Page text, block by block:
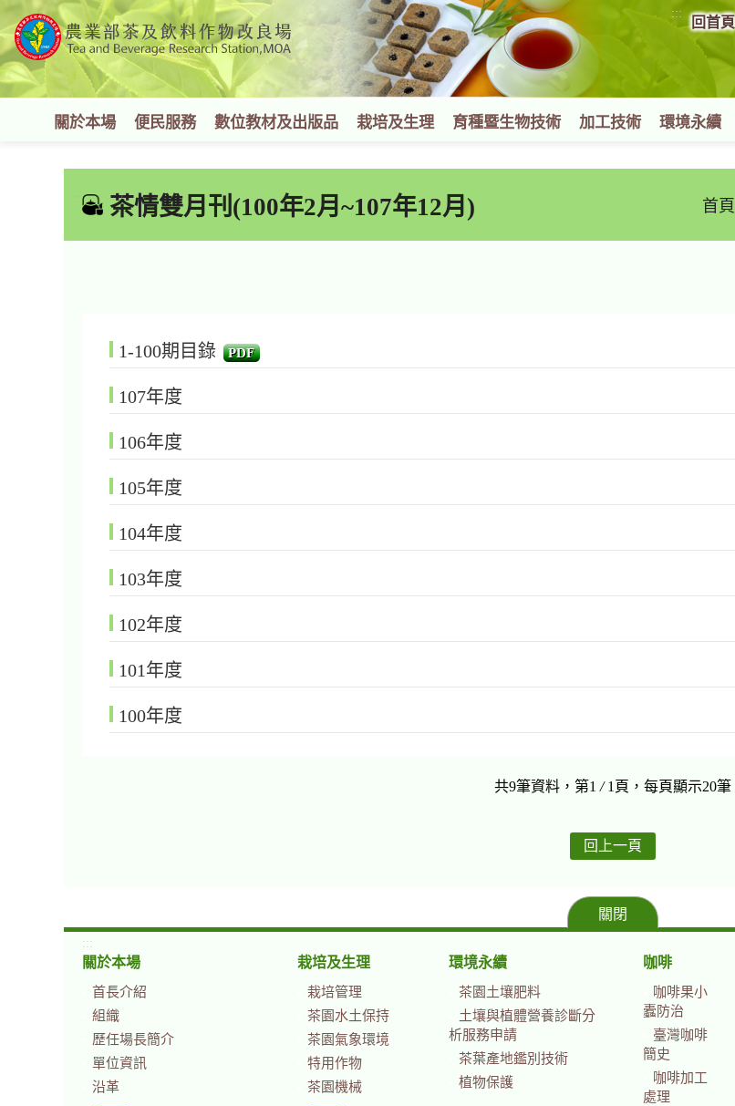
到
主
要
內
:::
回首頁
關於本場 便民服務 數位教材及出版品 栽培及生理 育種暨生物技術 加工技術 環境永續
::: 茶情雙月刊(100年2月~107年12月) 首頁
1-100期目錄 PDF
107年度
106年度
105年度
104年度
103年度
102年度
101年度
100年度
共9筆資料，第1 /1頁，每頁顯示20筆
回上一頁
關閉
:::
關於本場
首長介紹
組織
歷任場長簡介
單位資訊
沿革
栽培及生理
栽培管理
茶園水土保持
茶園氣象環境
特用作物
茶園機械
環境永續
茶園土壤肥料
土壤與植體營養診斷分
析服務申請
茶葉產地鑑別技術
植物保護
咖啡
咖啡果小
蠹防治
臺灣咖啡
簡史
咖啡加工
處理